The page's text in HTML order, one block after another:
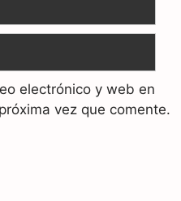
electrónico y web en
vez que comente.